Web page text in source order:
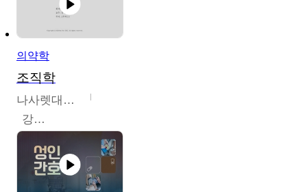
의약학
조직학
나사렛대학교
강지언